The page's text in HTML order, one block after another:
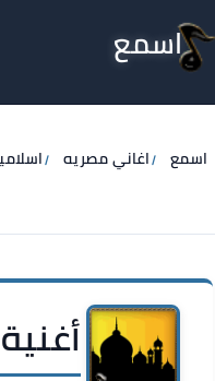
اسمع
اسمع اغاني مصريه
أغنية